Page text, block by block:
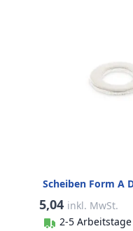
Scheiben Form A
5,04 inkl. MwSt.
2-5 Arbeitstage